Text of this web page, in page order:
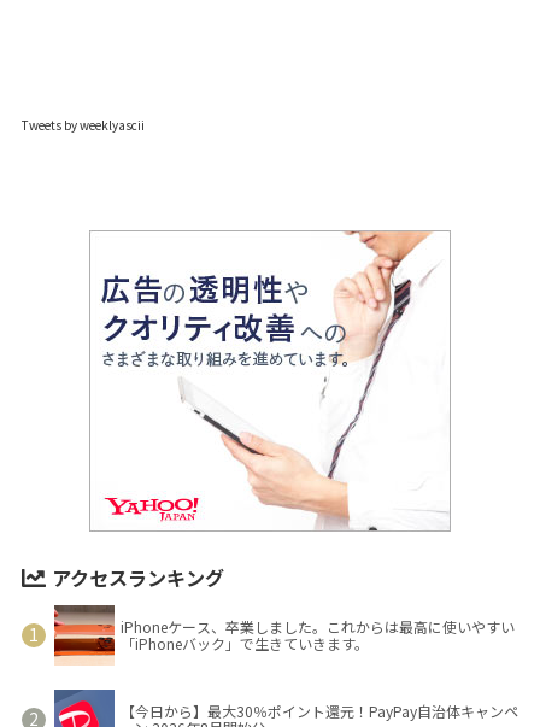
Tweets by weeklyascii
アクセスランキング
iPhoneケース、卒業しました。これからは最高に使いやすい
「iPhoneバック」で生きていきます。
【今日から】最大30％ポイント還元！PayPay自治体キャンペ